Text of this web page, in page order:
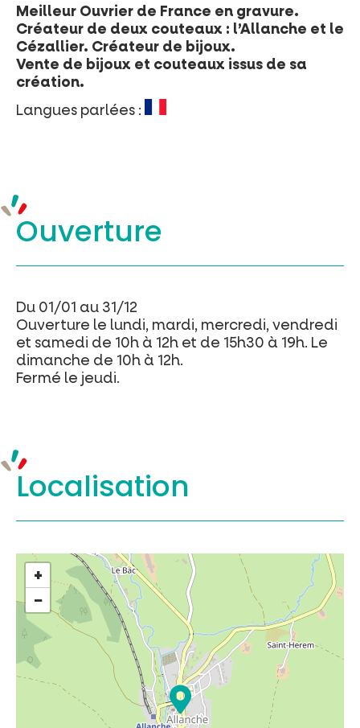
Meilleur Ouvrier de France en gravure.
Créateur de deux couteaux : l’Allanche et le
Cézallier. Créateur de bijoux.
Vente de bijoux et couteaux issus de sa
création.
Langues parlées :
Ouverture
Du 01/01 au 31/12
Ouverture le lundi, mardi, mercredi, vendredi
et samedi de 10h à 12h et de 15h30 à 19h. Le
dimanche de 10h à 12h.
Fermé le jeudi.
Localisation
+
−